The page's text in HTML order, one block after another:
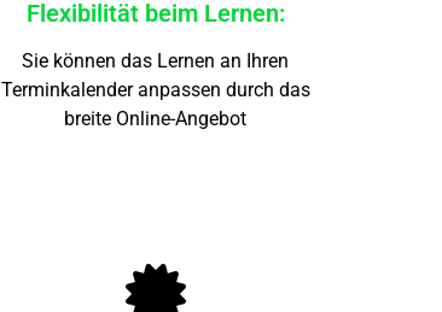
Flexibilität beim Lernen:
Sie können das Lernen an Ihren
Terminkalender anpassen durch das
breite Online-Angebot